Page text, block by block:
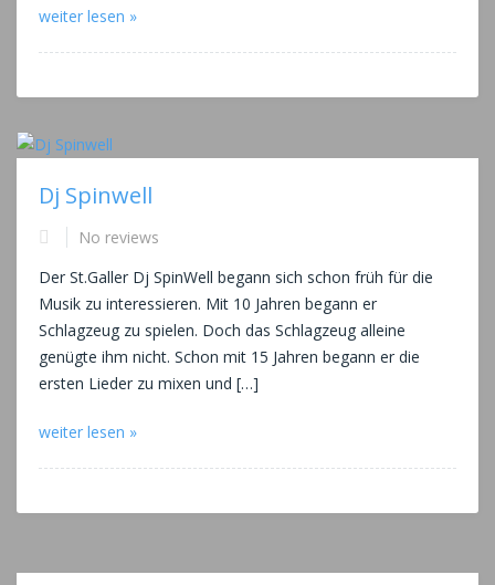
weiter lesen »
Dj Spinwell
No reviews
Der St.Galler Dj SpinWell begann sich schon früh für die
Musik zu interessieren. Mit 10 Jahren begann er
Schlagzeug zu spielen. Doch das Schlagzeug alleine
genügte ihm nicht. Schon mit 15 Jahren begann er die
ersten Lieder zu mixen und […]
weiter lesen »